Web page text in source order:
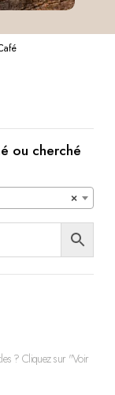
ou cherché
×
? Cliquez sur "Voir